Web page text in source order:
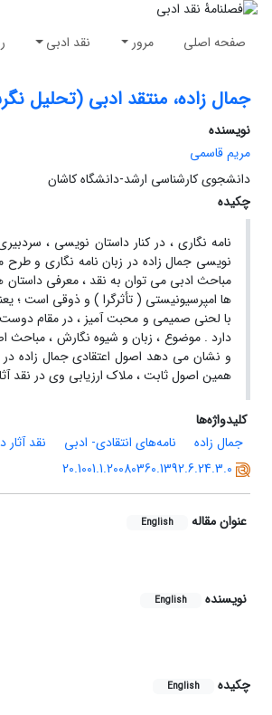
صفحه اصلی مرور نقد ادبی
جمال زاده، منتقد ادبی (تحلیل
نویسنده
مریم قاسمی
دانشجوی کارشناسی ارشد-دانشگاه کاشان
چکیده
نامه نگاری ، در کنار داستان نویسی ،
نویسی جمال زاده در زبان نامه نگاری و طرح
مباحث ادبی می توان به نقد ، معرفی داستان
ها امپرسیونیستی ( تأثرگرا ) و ذوقی است ؛
با لحنی صمیمی و محبت آمیز ، در مقام
دارد . موضوع ، زبان و شیوه نگارش ، مباحث
و نشان می دهد اصول اعتقادی جمال زاده در
همین اصول ثابت ، ملاک ارزیابی وی در نقد
کلیدواژه‌ها
جمال زاده
نامه‌های انتقادی- ادبی نقد آثار
20.1001.1.20080360.1392.6.24.3.0
عنوان مقاله English
نویسنده English
چکیده
English